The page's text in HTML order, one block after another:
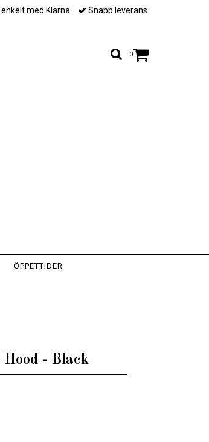
med Klarna Snabb leverans
0
ÖPPETTIDER
- Black